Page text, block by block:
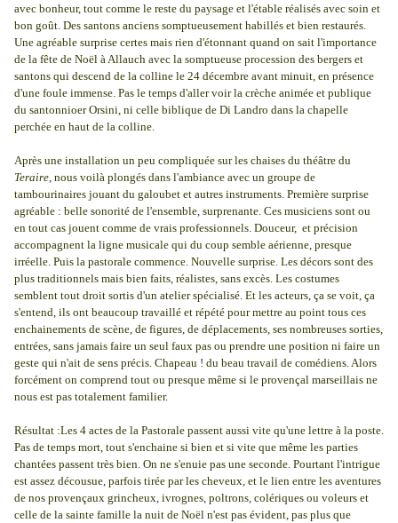
avec bonheur, tout comme le reste du paysage et l'étable réalisés avec soin et
bon goût. Des santons anciens somptueusement habillés et bien restaurés.
Une agréable surprise certes mais rien d'étonnant quand on sait l'importance
de la fête de Noël à Allauch avec la somptueuse procession des bergers et
santons qui descend de la colline le 24 décembre avant minuit, en présence
d'une foule immense. Pas le temps d'aller voir la crèche animée et publique
du santonnioer Orsini, ni celle biblique de Di Landro dans la chapelle
perchée en haut de la colline.
Après une installation un peu compliquée sur les chaises du théâtre du
Teraire, nous voilà plongés dans l'ambiance avec un groupe de
tambourinaires jouant du galoubet et autres instruments. Première surprise
agréable : belle sonorité de l'ensemble, surprenante. Ces musiciens sont ou
en tout cas jouent comme de vrais professionnels. Douceur, et précision
accompagnent la ligne musicale qui du coup semble aérienne, presque
irréelle. Puis la pastorale commence. Nouvelle surprise. Les décors sont des
plus traditionnels mais bien faits, réalistes, sans excès. Les costumes
semblent tout droit sortis d'un atelier spécialisé. Et les acteurs, ça se voit, ça
s'entend, ils ont beaucoup travaillé et répété pour mettre au point tous ces
enchainements de scène, de figures, de déplacements, ses nombreuses sorties,
entrées, sans jamais faire un seul faux pas ou prendre une position ni faire un
geste qui n'ait de sens précis. Chapeau ! du beau travail de comédiens. Alors
forcément on comprend tout ou presque même si le provençal marseillais ne
nous est pas totalement familier.
Résultat :Les 4 actes de la Pastorale passent aussi vite qu'une lettre à la poste.
Pas de temps mort, tout s'enchaine si bien et si vite que même les parties
chantées passent très bien. On ne s'enuie pas une seconde. Pourtant l'intrigue
est assez décousue, parfois tirée par les cheveux, et le lien entre les aventures
de nos provençaux grincheux, ivrognes, poltrons, colériques ou voleurs et
celle de la sainte famille la nuit de Noël n'est pas évident, pas plus que